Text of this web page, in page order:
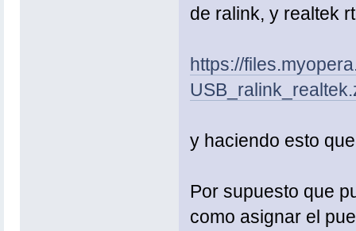
de ralink, y realtek
https://
y haciendo esto
Por supuesto que
como asignar el